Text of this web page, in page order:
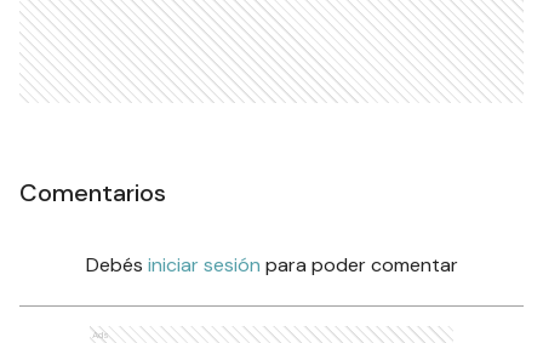
Comentarios
Debés iniciar sesión para poder comentar
Ads